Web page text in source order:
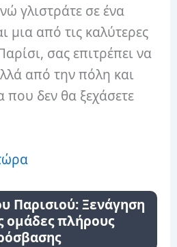
γλιστράτε σε ένα
μια από τις καλύτερες
σας επιτρέπει να
από την πόλη και
που δεν θα ξεχάσετε
Παρισιού: Ξενάγηση
ομάδες πλήρους